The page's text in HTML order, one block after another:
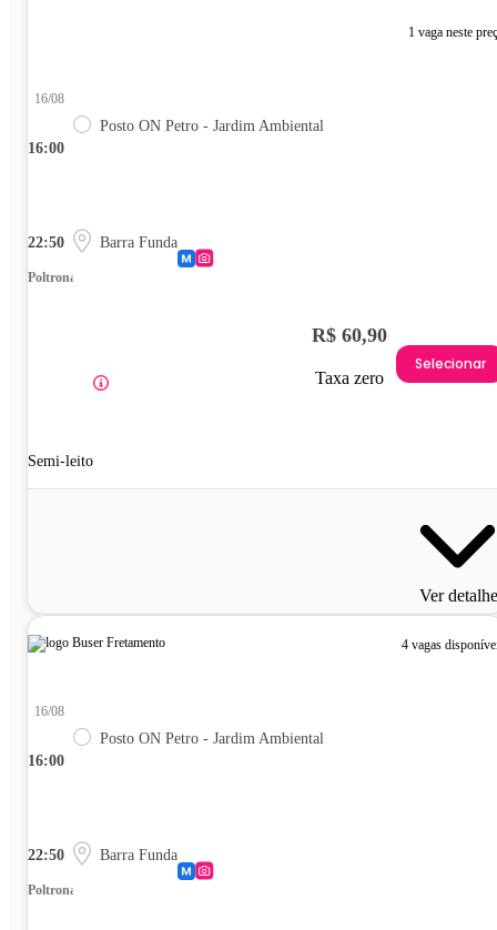
1 vaga neste
16:00
16/08
Posto ON Petro - Jardim Ambiental
22:50 Barra Funda
Poltrona
Semi-leito
R$ 60,90
Taxa zero
Selecionar
Ver
4 vagas
16:00
16/08
Posto ON Petro - Jardim Ambiental
22:50 Barra Funda
Poltrona